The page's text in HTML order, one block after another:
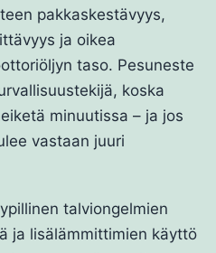
pakkaskestävyys,
ja oikea
taso. Pesuneste
koska
minuutissa – ja jos
vastaan juuri
talviongelmien
ja lisälämmittimien käyttö